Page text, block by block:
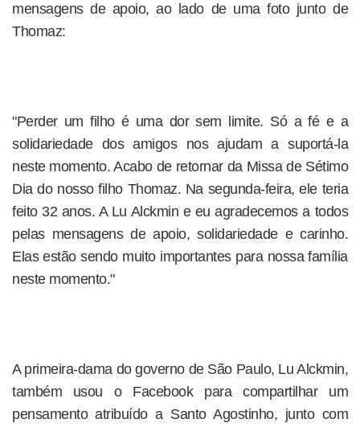
mensagens de apoio, ao lado de uma foto junto de
Thomaz:
"Perder um filho é uma dor sem limite. Só a fé e a
solidariedade dos amigos nos ajudam a suportá-la
neste momento. Acabo de retornar da Missa de Sétimo
Dia do nosso filho Thomaz. Na segunda-feira, ele teria
feito 32 anos. A Lu Alckmin e eu agradecemos a todos
pelas mensagens de apoio, solidariedade e carinho.
Elas estão sendo muito importantes para nossa família
neste momento."
A primeira-dama do governo de São Paulo, Lu Alckmin,
também usou o Facebook para compartilhar um
pensamento atribuído a Santo Agostinho, junto com